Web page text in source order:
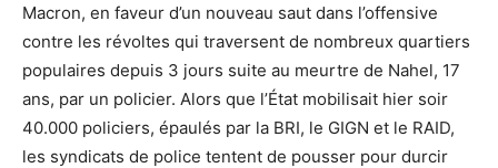
Macron, en faveur d’un nouveau saut dans l’offensive
contre les révoltes qui traversent de nombreux quartiers
populaires depuis 3 jours suite au meurtre de Nahel, 17
ans, par un policier. Alors que l’État mobilisait hier soir
40.000 policiers, épaulés par la BRI, le GIGN et le RAID,
les syndicats de police tentent de pousser pour durcir